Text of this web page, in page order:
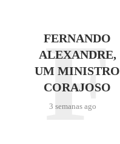
FERNANDO
ALEXANDRE,
UM MINISTRO
CORAJOSO
3 semanas ago
F